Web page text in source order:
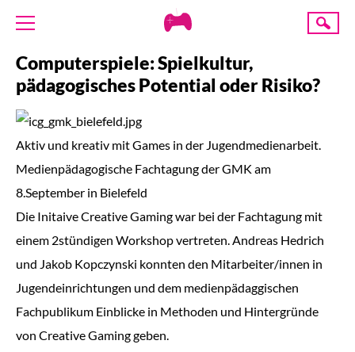
Creative
ÜBER UNS
AKTUELLES
ANGEBOTE
PROJEKTE
SPENDE
Suche
Computerspiele: Spielkultur,
pädagogisches Potential oder Risiko?
Aktiv und kreativ mit Games in der Jugendmedienarbeit.
Medienpädagogische Fachtagung der GMK am
8.September in Bielefeld
Die Initaive Creative Gaming war bei der Fachtagung mit
einem 2stündigen Workshop vertreten. Andreas Hedrich
und Jakob Kopczynski konnten den Mitarbeiter/innen in
Jugendeinrichtungen und dem medienpädaggischen
Fachpublikum Einblicke in Methoden und Hintergründe
von Creative Gaming geben.